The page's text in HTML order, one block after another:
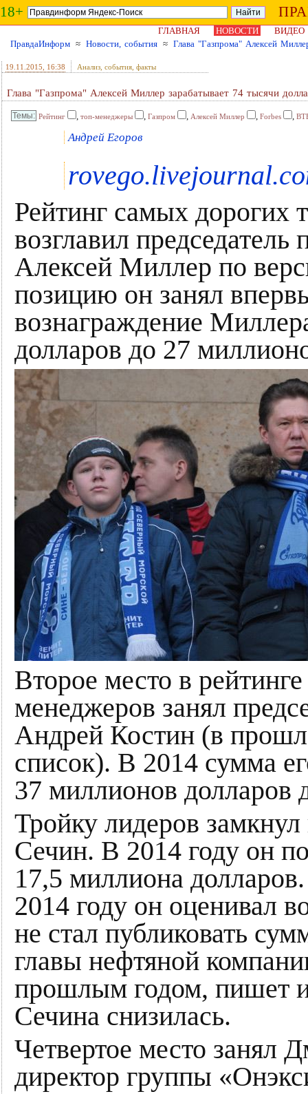
18+
ГЛАВНАЯ НОВОСТИ
ВИДЕО
ПравдаИнформ ≈ Новости, события ≈ Глава "Газпрома" Алексей
19.11.2015 , 16:38 Анализ, события, факты
Глава "Газпрома" Алексей Миллер зарабатывает 74 тысячи
Рейтинг , топ-менеджеры , Газпром , Алексей Миллер , Forbes ,
Андрей Егоров
Рейтинг самых дорогих
возглавил
Алексей Миллер по
позицию он занял
вознаграждение
долларов до 27
Второе место в
менеджеров занял
Андрей Костин (в
список). В 2014 сумма
37 миллионов долларов
Тройку лидеров
Сечин. В 2014 году он
17,5 миллиона
2014 году он оценивал
не стал публиковать
главы нефтяной
прошлым годом, пишет
Сечина снизилась.
Четвертое место занял
директор группы